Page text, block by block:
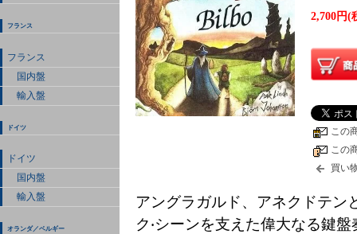
フランス
フランス
国内盤
輸入盤
ドイツ
ドイツ
国内盤
輸入盤
オランダ／ベルギー
2,700円(
この
この
買い
アングラガルド、アネクドテン
ク‧シーンを⽀えた偉⼤なる鍵